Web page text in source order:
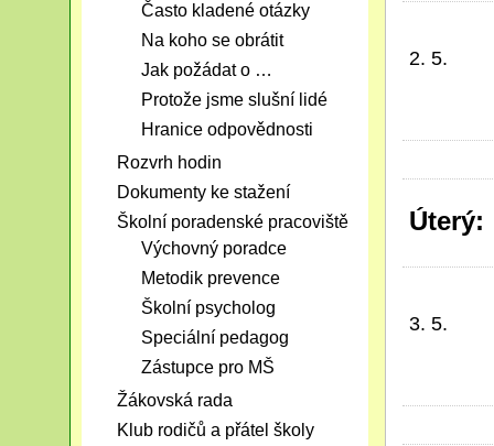
2. 5.
Úterý:
3. 5.
Často kladené otázky
Na koho se obrátit
Jak požádat o …
Protože jsme slušní lidé
Hranice odpovědnosti
Rozvrh hodin
Dokumenty ke stažení
Školní poradenské pracoviště
Výchovný poradce
Metodik prevence
Školní psycholog
Speciální pedagog
Zástupce pro MŠ
Žákovská rada
Klub rodičů a přátel školy